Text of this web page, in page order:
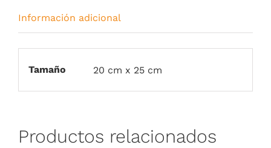
Información adicional
Tamaño 20 cm x 25 cm
Productos relacionados